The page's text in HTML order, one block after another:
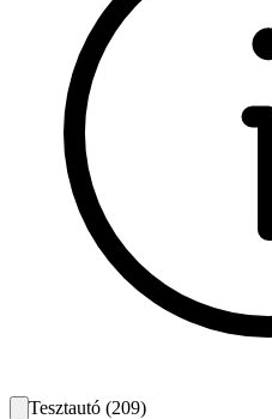
Tesztautó (209)